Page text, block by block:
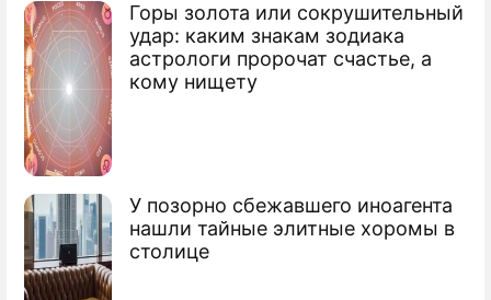
Горы золота или сокрушительный
удар: каким знакам зодиака
астрологи пророчат счастье, а
кому нищету
У позорно сбежавшего иноагента
нашли тайные элитные хоромы в
столице
Сюжеты
Латинская Америка